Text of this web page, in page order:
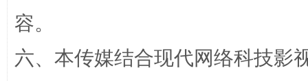
容。
六、本传媒结合现代网络科技影